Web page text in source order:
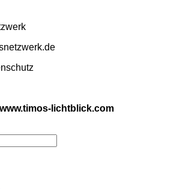
www.timos-lichtblick.com